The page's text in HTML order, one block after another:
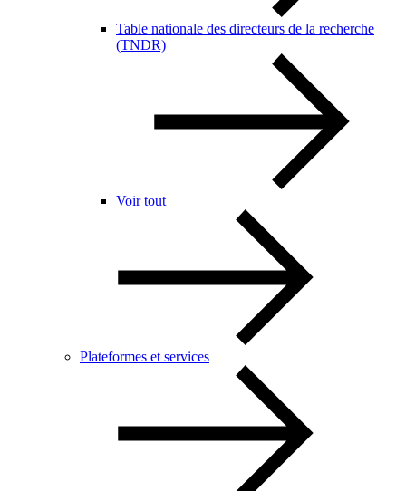
Table nationale des directeurs de la recherche
(TNDR)
Voir tout
Plateformes et services